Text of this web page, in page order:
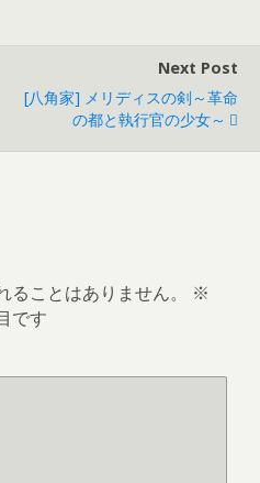
Next Post
[八角家] メリディスの剣～革命
の都と執行官の少女～
ことはありません。
※
です